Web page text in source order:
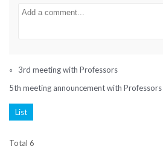
«
3rd meeting with Professors
5th meeting announcement with Professors
List
Total 6